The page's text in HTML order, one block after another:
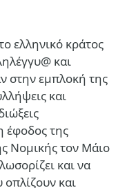
ελληνικό κράτος
και
στην εμπλοκή της
και
έφοδος της
Νομικής τον Μάιο
και να
και